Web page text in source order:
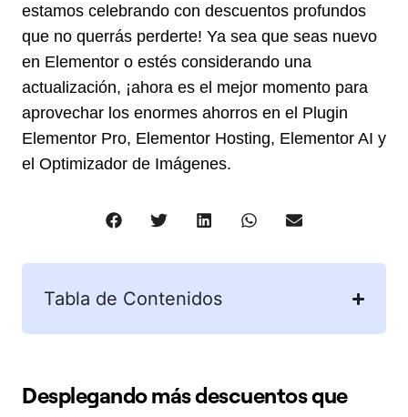
estamos celebrando con descuentos profundos
que no querrás perderte! Ya sea que seas nuevo
en Elementor o estés considerando una
actualización, ¡ahora es el mejor momento para
aprovechar los enormes ahorros en el Plugin
Elementor Pro, Elementor Hosting, Elementor AI y
el Optimizador de Imágenes.
Tabla de Contenidos
Desplegando más descuentos que